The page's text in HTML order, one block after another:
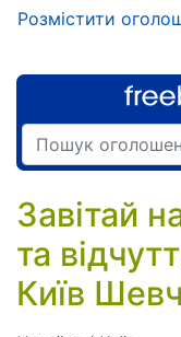
Розмістити
Завітай
та
Київ